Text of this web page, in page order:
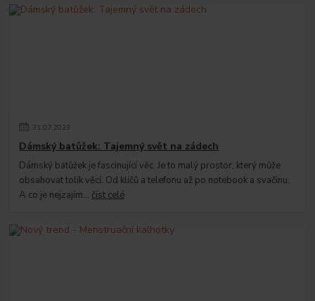
31.07.2023
Dámský batůžek: Tajemný svět na zádech
Dámský batůžek je fascinující věc. Je to malý prostor, který může
obsahovat tolik věcí. Od klíčů a telefonu až po notebook a svačinu.
A co je nejzajím... číst celé